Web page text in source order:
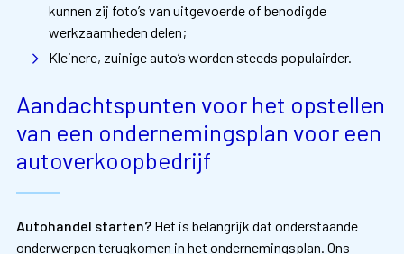
kunnen zij foto’s van uitgevoerde of benodigde
werkzaamheden delen;
Kleinere, zuinige auto’s worden steeds populairder.
Aandachtspunten voor het opstellen
van een ondernemingsplan voor een
autoverkoopbedrijf
Autohandel starten? Het is belangrijk dat onderstaande
onderwerpen terugkomen in het ondernemingsplan. Ons